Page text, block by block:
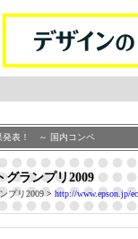
発表！ ～ 国内コンペ
グランプリ2009
プリ2009 > http://www.epson.jp/